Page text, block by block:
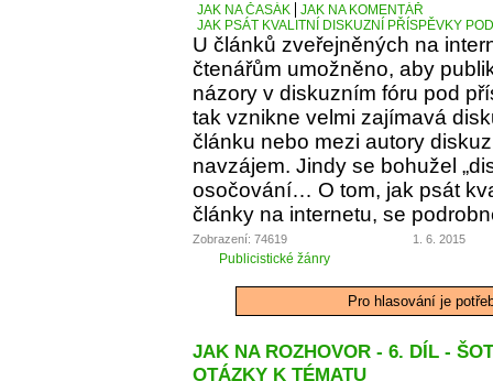
JAK NA ČASÁK
JAK NA KOMENTÁŘ
JAK PSÁT KVALITNÍ DISKUZNÍ PŘÍSPĚVKY
U článků zveřejněných na
čtenářům umožněno, aby
názory v diskuzním fóru pod
tak vznikne velmi zajímavá
článku nebo mezi autory
navzájem. Jindy se bohužel
osočování… O tom, jak psát
články na internetu, se
Zobrazení: 74619 1. 6. 2015
Publicistické žánry
Pro hlasování je
JAK NA ROZHOVOR - 6. DÍL -
OTÁZKY K TÉMATU